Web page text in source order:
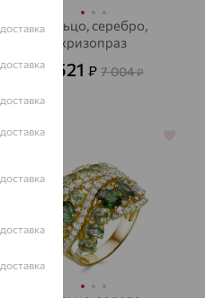
Кольцо, серебро,
хризопраз
2 521₽ 7 004₽
64%
доставка
доставка
доставка
доставка
доставка
доставка
доставка